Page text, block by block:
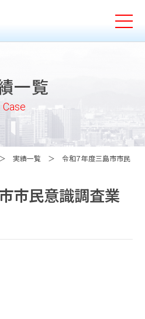
一覧
Case
実績一覧
令和７年度三島市市民
市民意識調査業